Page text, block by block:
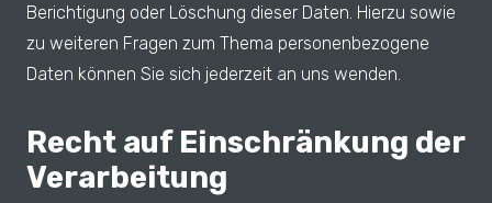
Berichtigung oder Löschung dieser Daten. Hierzu sowie
zu weiteren Fragen zum Thema personenbezogene
Daten können Sie sich jederzeit an uns wenden.
Recht auf Einschränkung der
Verarbeitung